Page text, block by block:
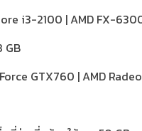
i3-2100 | AMD FX-
GB
GTX760 | AMD